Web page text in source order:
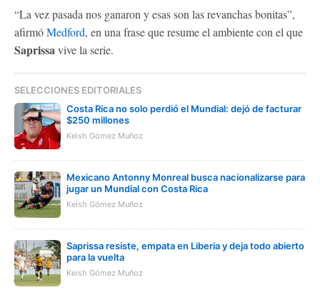
“La vez pasada nos ganaron y esas son las revanchas bonitas”,
afirmóMedford, en una frase que resume el ambiente con el que
Saprissavive la serie.
SELECCIONES EDITORIALES
Costa Rica no solo perdió el Mundial: dejó de facturar
$250 millones
Keish Gómez Muñoz
Mexicano Antonny Monreal busca nacionalizarse para
jugar un Mundial con Costa Rica
Keish Gómez Muñoz
Saprissa resiste, empata en Liberia y deja todo abierto
para la vuelta
Keish Gómez Muñoz